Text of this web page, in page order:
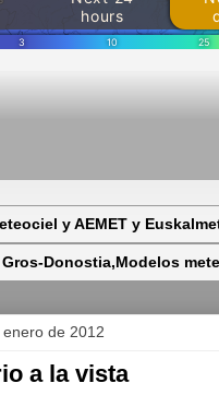
y AEMET y
Donostia,Modelos
de 2012
a la vista